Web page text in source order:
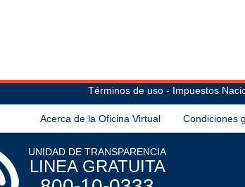
Términos de uso - Impuestos
Acerca de la Oficina Virtual Condiciones
UNIDAD DE TRANSPARENCIA
LINEA GRATUITA